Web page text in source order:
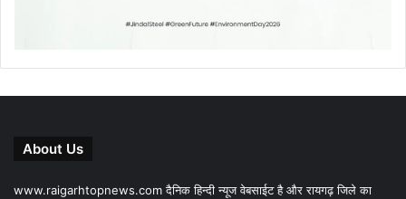
About Us
www.raigarhtopnews.com दैनिक हिन्दी न्यूज वेबसाईट है और रायगढ़ जिले का